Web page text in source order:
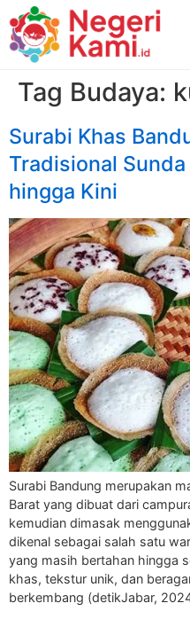
Tag Budaya:
Surabi Khas
Tradisional
hingga Kini
Surabi Bandung merupakan
Barat yang dibuat dari
kemudian dimasak
dikenal sebagai salah satu
yang masih bertahan hingga
khas, tekstur unik, dan
berkembang (detikJabar,